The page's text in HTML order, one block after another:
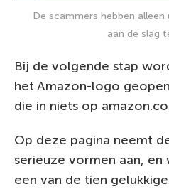
De scammers hebben
aan de slag
Bij de volgende stap
het Amazon-logo
die in niets op
Op deze pagina neemt
serieuze vormen aan,
een van de tien